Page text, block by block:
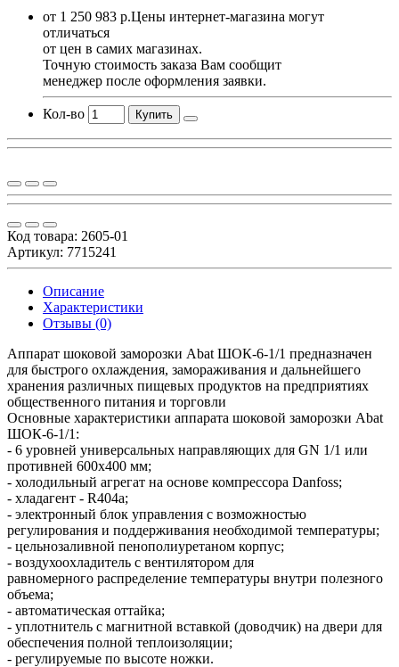
от 1 250 983 р.Цены интернет-магазина могут
отличаться
от цен в самих магазинах.
Точную стоимость заказа Вам сообщит
менеджер после оформления заявки.
Кол-во Купить
Код товара: 2605-01
Артикул: 7715241
Описание
Характеристики
Отзывы (0)
Аппарат шоковой заморозки Abat ШОК-6-1/1 предназначен
для быстрого охлаждения, замораживания и дальнейшего
хранения различных пищевых продуктов на предприятиях
общественного питания и торговли
Основные характеристики аппарата шоковой заморозки Abat
ШОК-6-1/1:
- 6 уровней универсальных направляющих для GN 1/1 или
противней 600х400 мм;
- холодильный агрегат на основе компрессора Danfoss;
- хладагент - R404a;
- электронный блок управления с возможностью
регулирования и поддерживания необходимой температуры;
- цельнозаливной пенополиуретаном корпус;
- воздухоохладитель с вентилятором для
равномерного распределение температуры внутри полезного
объема;
- автоматическая оттайка;
- уплотнитель с магнитной вставкой (доводчик) на двери для
обеспечения полной теплоизоляции;
- регулируемые по высоте ножки.